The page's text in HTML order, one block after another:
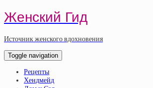
Женский Гид
Источник женского вдохновения
Toggle navigation
Рецепты
Хендмейд